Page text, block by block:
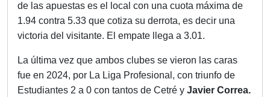
de las apuestas es el local con una cuota máxima de
1.94 contra 5.33 que cotiza su derrota, es decir una
victoria del visitante. El empate llega a 3.01.
La última vez que ambos clubes se vieron las caras
fue en 2024, por La Liga Profesional, con triunfo de
Estudiantes 2 a 0 con tantos de Cetré y Javier Correa.